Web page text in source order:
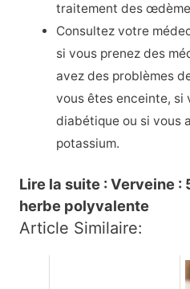
traitement des
Consultez votre
si vous prenez des
avez des problèmes
vous êtes enceinte, si
diabétique ou si vous
potassium.
Lire la suite : Verveine :
herbe polyvalente
Article Similaire: